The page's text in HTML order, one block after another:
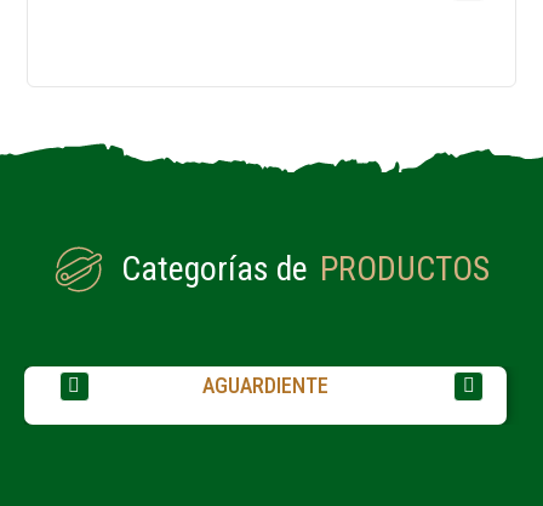
Categorías de PRODUCTOS
AGUARDIENTE